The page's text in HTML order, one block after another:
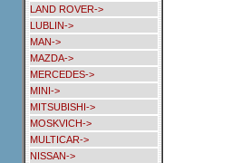
LAND ROVER->
LUBLIN->
MAN->
MAZDA->
MERCEDES->
MINI->
MITSUBISHI->
MOSKVICH->
MULTICAR->
NISSAN->